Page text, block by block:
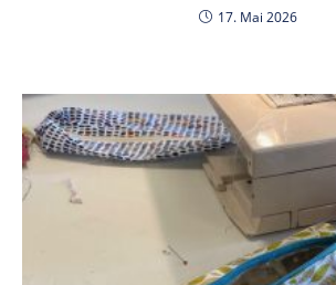
17. Mai 2026